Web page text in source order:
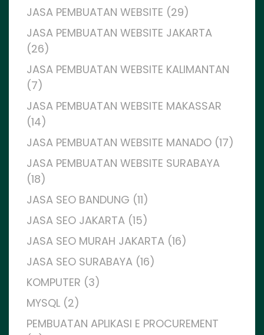
JASA PEMBUATAN WEBSITE (29)
JASA PEMBUATAN WEBSITE JAKARTA
(26)
JASA PEMBUATAN WEBSITE KALIMANTAN
(7)
JASA PEMBUATAN WEBSITE MAKASSAR
(14)
JASA PEMBUATAN WEBSITE MANADO (17)
JASA PEMBUATAN WEBSITE SURABAYA
(18)
JASA SEO BANDUNG (11)
JASA SEO JAKARTA (15)
JASA SEO MURAH JAKARTA (16)
JASA SEO SURABAYA (16)
KOMPUTER (3)
MYSQL (2)
PEMBUATAN APLIKASI E PROCUREMENT